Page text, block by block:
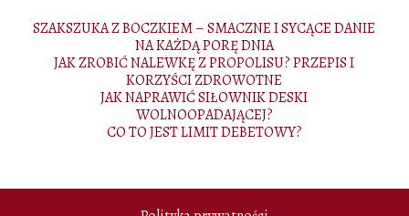
SZAKSZUKA Z BOCZKIEM – SMACZNE I SYCĄCE DANIE
NA KAŻDĄ PORĘ DNIA
JAK ZROBIĆ NALEWKĘ Z PROPOLISU? PRZEPIS I
KORZYŚCI ZDROWOTNE
JAK NAPRAWIĆ SIŁOWNIK DESKI
WOLNOOPADAJĄCEJ?
CO TO JEST LIMIT DEBETOWY?